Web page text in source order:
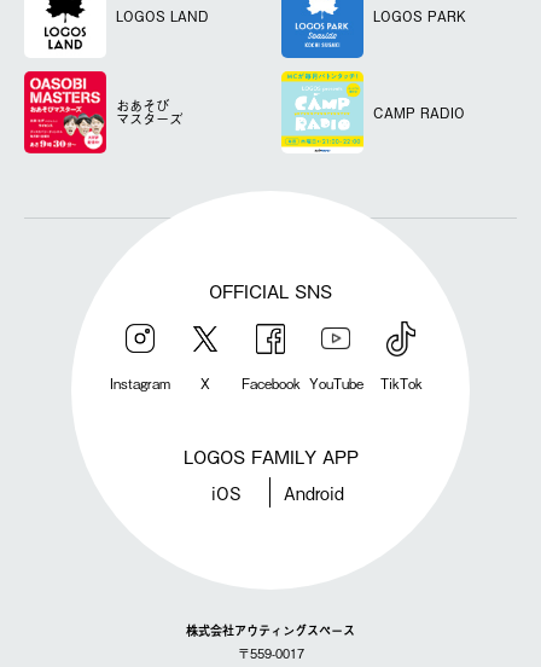
LOGOS LAND LOGOS PARK
おあそび
マスターズ CAMP RADIO
OFFICIAL SNS
Instagram X Facebook YouTube TikTok
LOGOS FAMILY APP
iOS Android
株式会社アウティングスペース
〒559-0017